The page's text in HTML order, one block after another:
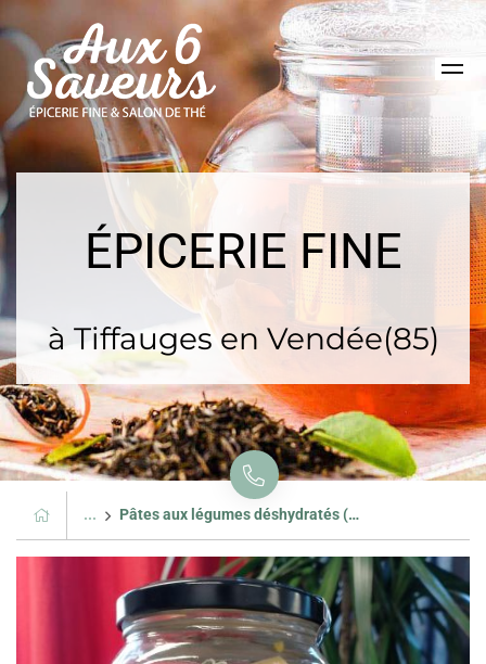
ÉPICERIE FINE
à Tiffauges en Vendée(85)
... Pâtes aux légumes déshydratés (petits coeurs)